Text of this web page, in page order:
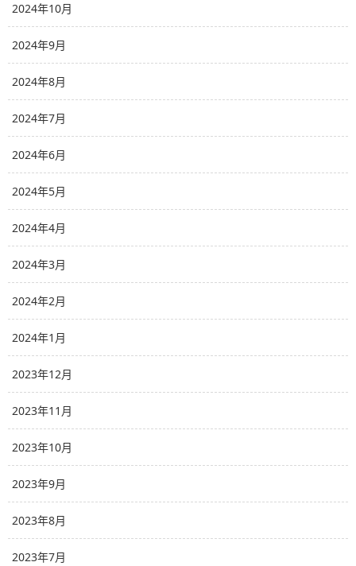
2024年10月
2024年9月
2024年8月
2024年7月
2024年6月
2024年5月
2024年4月
2024年3月
2024年2月
2024年1月
2023年12月
2023年11月
2023年10月
2023年9月
2023年8月
2023年7月